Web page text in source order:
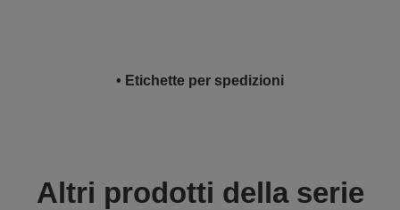
• Etichette per spedizioni
Altri prodotti della serie